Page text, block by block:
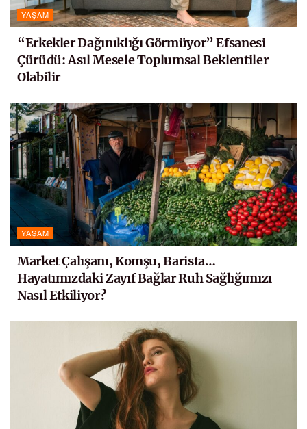
YAŞAM
“Erkekler Dağınıklığı Görmüyor” Efsanesi
Çürüdü: Asıl Mesele Toplumsal Beklentiler
Olabilir
YAŞAM
Market Çalışanı, Komşu, Barista…
Hayatımızdaki Zayıf Bağlar Ruh Sağlığımızı
Nasıl Etkiliyor?